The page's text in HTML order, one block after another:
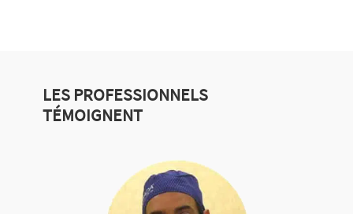
LES PROFESSIONNELS
TÉMOIGNENT